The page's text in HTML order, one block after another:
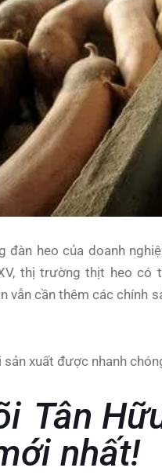
đàn heo của doanh
thị trường thịt heo có
vẫn cần thêm các chính
xuất được nhanh
Tân
nhất!